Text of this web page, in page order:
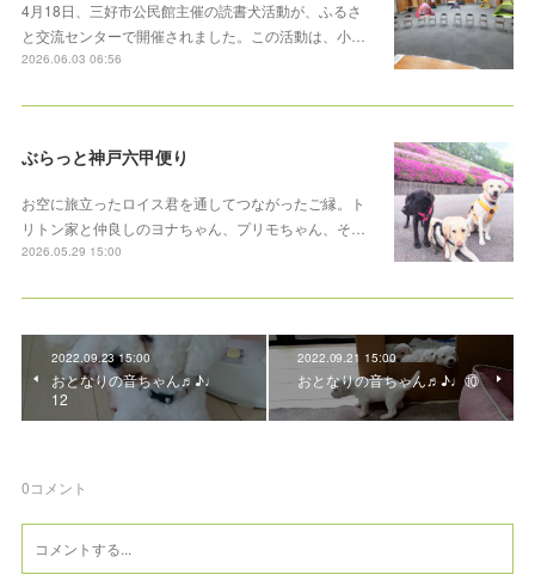
4月18日、三好市公民館主催の読書犬活動が、ふるさ
と交流センターで開催されました。この活動は、小…
2026.06.03 06:56
ぶらっと神戸六甲便り
お空に旅立ったロイス君を通してつながったご縁。ト
リトン家と仲良しのヨナちゃん、プリモちゃん、そ…
2026.05.29 15:00
2022.09.23 15:00
おとなりの音ちゃん♬♪♩
12
2022.09.21 15:00
おとなりの音ちゃん♬♪♩⑩
0コメント